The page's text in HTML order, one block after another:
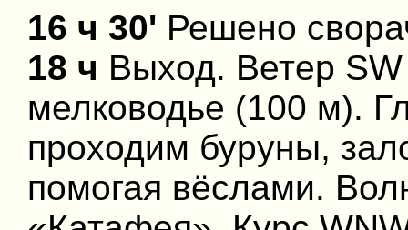
16 ч 30' Решено
18 ч Выход. Ветер
мелководье (100 м).
проходим буруны,
помогая вёслами.